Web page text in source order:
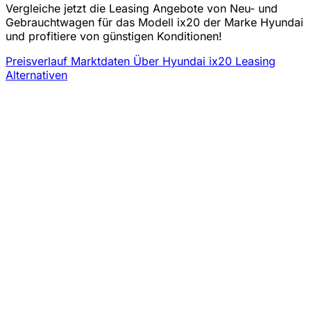
Vergleiche jetzt die Leasing Angebote von Neu- und
Gebrauchtwagen für das Modell ix20 der Marke Hyundai
und profitiere von günstigen Konditionen!
Preisverlauf Marktdaten Über Hyundai ix20 Leasing
Alternativen